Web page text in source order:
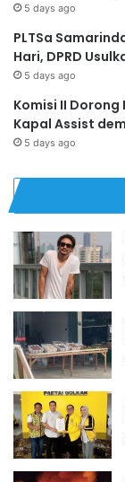
5 days ago
PLTSa
Hari, DPRD
5 days ago
Komisi II
Kapal Assist
5 days ago